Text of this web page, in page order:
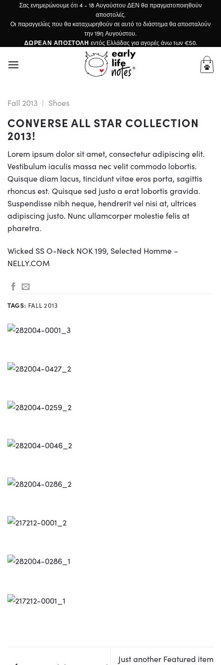
Μετάβαση
περιεχόμενο
Σας ενημερώνουμε ότι 4 - 18 Αυγούστου ΔΕΝ θα πραγματοποιηθούν
αποστολές.
Οι παραγγελίες που θα καταχωρηθούν σε αυτό το διάστημα θα αποσταλούν
την 19η Αυγούστου.
ΔΩΡΕΑΝ ΑΠΟΣΤΟΛΗ εντός Ελλάδας για αγορές άνω των €50.
Fall 2013 | Shoes
CONVERSE ALL STAR COLLECTION
2013!
Lorem ipsum dolor sit amet, consectetur adipiscing elit.
Vestibulum iaculis massa nec velit commodo lobortis.
Quisque diam lacus, tincidunt vitae eros porta, sagittis
rhoncus est. Quisque sed justo a erat lobortis gravida.
Suspendisse nibh neque, hendrerit vel nisi at, ultrices
adipiscing justo. Nunc ullamcorper molestie felis at
pharetra.
Wicked SS O-Neck NOK 199, Selected Homme –
NELLY.COM
TAGS: FALL 2013
Just another Featured item